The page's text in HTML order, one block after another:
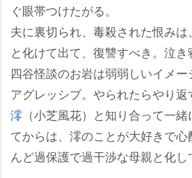
ぐ眼帯つけたがる。
夫に裏切られ、毒殺された恨みは
と化けて出て、復讐すべき。泣き
四谷怪談のお岩は弱弱しいイメ
アグレッシブ。やられたらやり返
澪 （小芝風花）と知り合って一
てからは、澪のことが大好きで
んど過保護で過干渉な母親と化し